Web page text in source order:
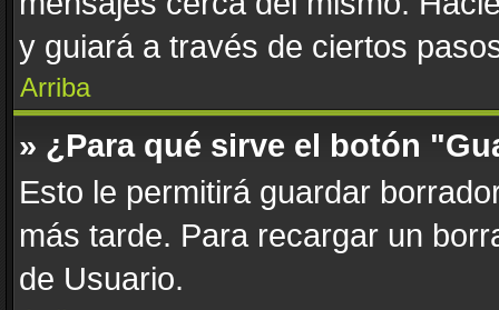
y guiará a través de ciertos
Arriba
» ¿Para qué sirve el botón
Esto le permitirá guardar
más tarde. Para recargar un
de Usuario.